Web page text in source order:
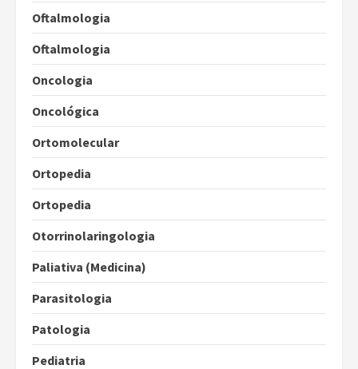
Oftalmologia
Oftalmologia
Oncologia
Oncológica
Ortomolecular
Ortopedia
Ortopedia
Otorrinolaringologia
Paliativa (Medicina)
Parasitologia
Patologia
Pediatria